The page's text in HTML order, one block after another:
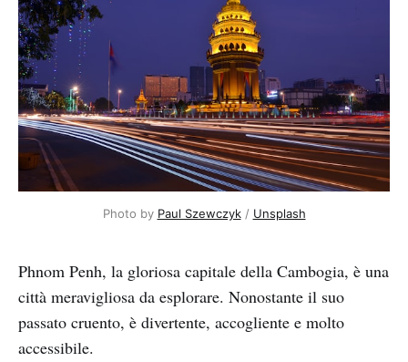
Photo by Paul Szewczyk / Unsplash
Phnom Penh, la gloriosa capitale della Cambogia, è una
città meravigliosa da esplorare. Nonostante il suo
passato cruento, è divertente, accogliente e molto
accessibile.